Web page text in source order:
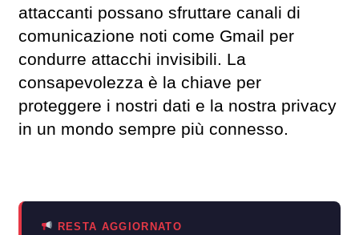
attaccanti possano sfruttare canali di
comunicazione noti come Gmail per
condurre attacchi invisibili. La
consapevolezza è la chiave per
proteggere i nostri dati e la nostra privacy
in un mondo sempre più connesso.
RESTA AGGIORNATO